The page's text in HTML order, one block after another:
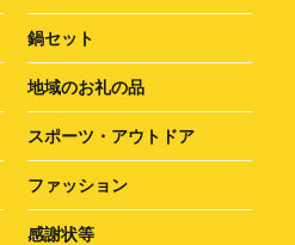
鍋セット
地域のお礼の品
スポーツ・アウトドア
ファッション
感謝状等